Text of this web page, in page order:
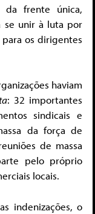
da frente única,
se unir à luta por
para os dirigentes
haviam
: 32 importantes
sindicais e
da força de
de massa
pelo próprio
locais.
indenizações, o